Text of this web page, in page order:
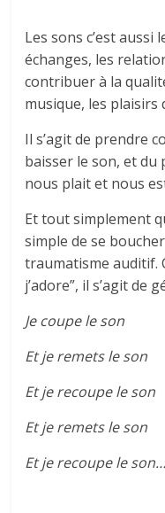
Les sons c’est
échanges, les
contribuer à la
musique, les plaisirs
Il s’agit de prendre
baisser le son, et du
nous plait et nous
Et tout simplement
simple de se
traumatisme auditif.
j’adore”, il s’agit de
Je coupe le son
Et je remets le son
Et je recoupe le son
Et je remets le son
Et je recoupe le son…